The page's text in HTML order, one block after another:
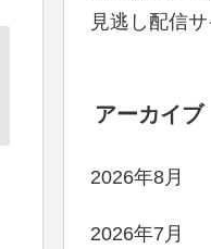
見逃し配信サ
アーカイブ
2026年8月
2026年7月